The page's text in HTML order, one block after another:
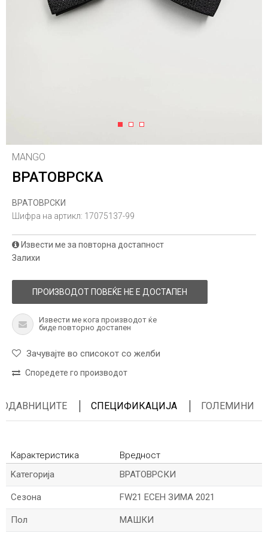
1 2 3
MANGO
ВРАТОВРСКА
ВРАТОВРСКИ
Шифра на артикл: 17075137-99
Извести ме за повторна достапност
Залихи
ПРОИЗВОДОТ ПОВЕЌЕ НЕ Е ДОСТАПЕН
Извести ме кога производот ќе
биде повторно достапен
Зачувајте во списокот со желби
Споредете го производот
СПЕЦИФИКАЦИЈА ГОЛЕМИНИ
Карактеристика
Вредност
Kатегорија
ВРАТОВРСКИ
Сезона FW21 ЕСЕН ЗИМА 2021
Пол МАШКИ